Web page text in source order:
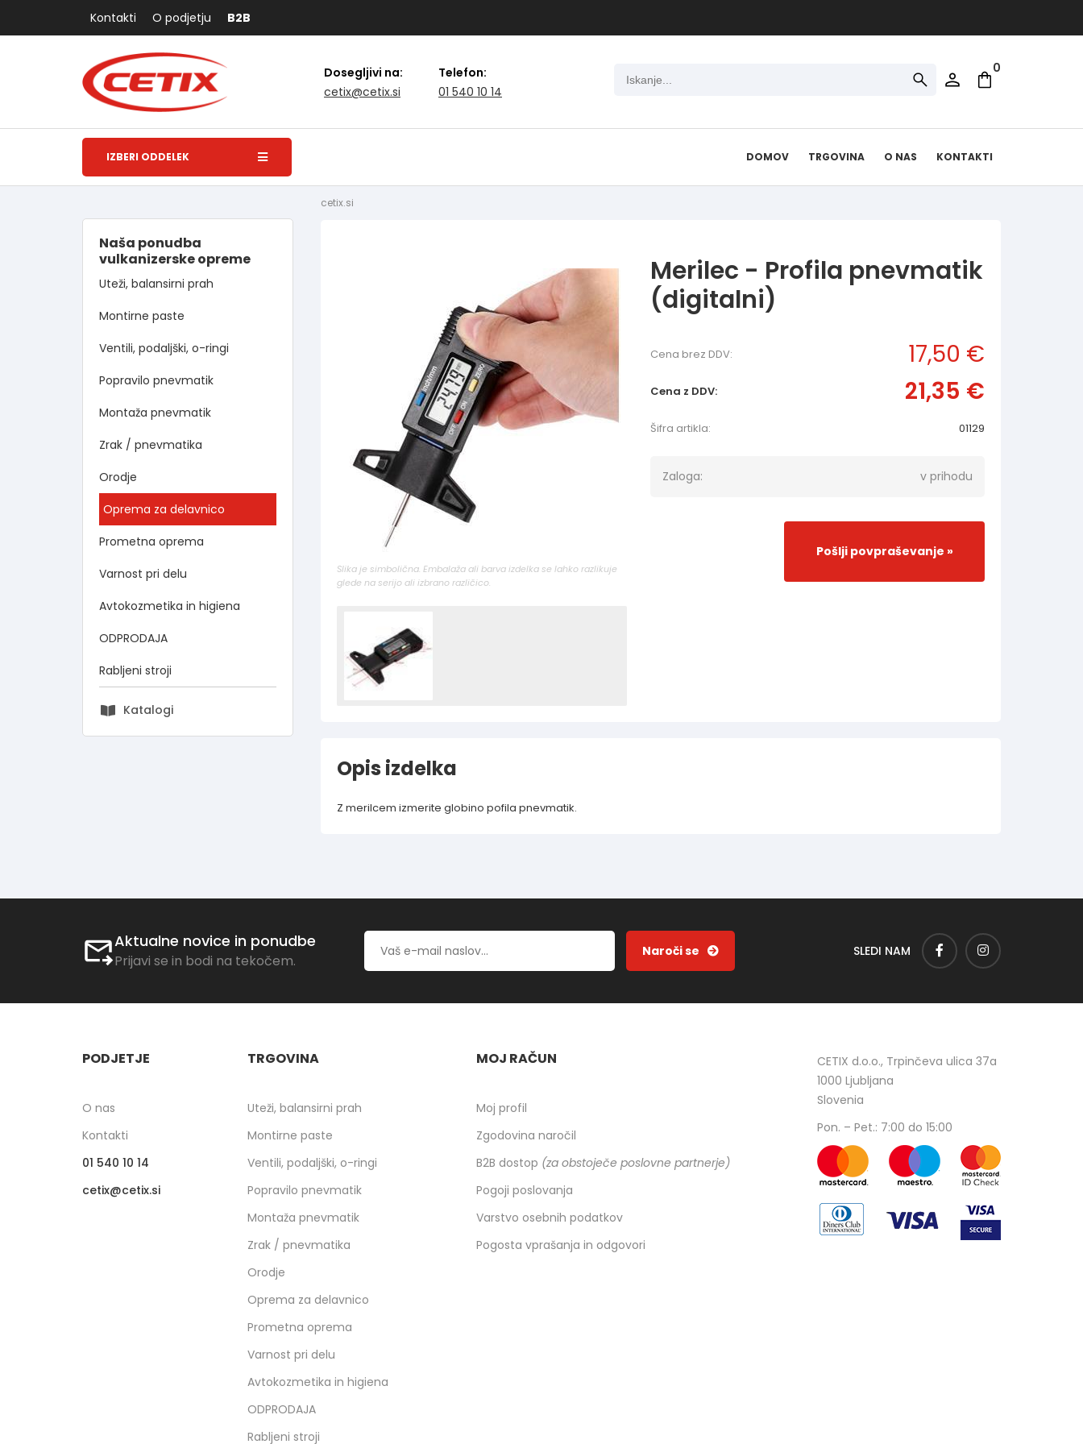
Kontakti O podjetju B2B
Dosegljivi na:
cetix
cetix.si
Telefon:
01 540 10 14
0
IZBERI ODDELEK DOMOV TRGOVINA O NAS KONTAKTI
Naša ponudba
vulkanizerske opreme
Uteži, balansirni prah
Montirne paste
Ventili, podaljški, o-ringi
Popravilo pnevmatik
Montaža pnevmatik
Zrak / pnevmatika
Orodje
Oprema za delavnico
Prometna oprema
Varnost pri delu
Avtokozmetika in higiena
ODPRODAJA
Rabljeni stroji
Katalogi
cetix.si
Merilec - Profila pnevmatik
(digitalni)
Slika je simbolična. Embalaža ali barva izdelka se lahko razlikuje
glede na serijo ali izbrano različico.
Cena brez DDV: 17,50 €
Cena z DDV: 21,35 €
Šifra artikla: 01129
Zaloga: v prihodu
Pošlji povpraševanje
Opis izdelka
Z merilcem izmerite globino pofila pnevmatik.
Aktualne novice in ponudbe
Prijavi se in bodi na tekočem.
SLEDI NAM
PODJETJE
O nas
Kontakti
01 540 10 14
cetix
cetix.si
TRGOVINA
Uteži, balansirni prah
Montirne paste
Ventili, podaljški, o-ringi
Popravilo pnevmatik
Montaža pnevmatik
Zrak / pnevmatika
Orodje
Oprema za delavnico
Prometna oprema
Varnost pri delu
Avtokozmetika in higiena
ODPRODAJA
Rabljeni stroji
MOJ RAČUN
Moj profil
Zgodovina naročil
B2B dostop (za obstoječe poslovne partnerje)
Pogoji poslovanja
Varstvo osebnih podatkov
Pogosta vprašanja in odgovori
CETIX d.o.o., Trpinčeva ulica 37a
1000 Ljubljana
Slovenia
Pon. – Pet.: 7:00 do 15:00